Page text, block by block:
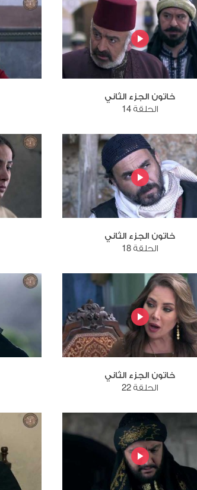
خاتون الجزء الثاني
الحلقة 14
خاتون الجزء الثاني
الحلقة 18
خاتون الجزء الثاني
الحلقة 22